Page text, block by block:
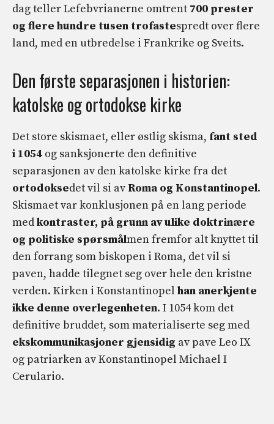
dag teller Lefebvrianerne omtrent 700 prester
og flere hundre tusen trofastespredt over flere
land, med en utbredelse i Frankrike og Sveits.
Den første separasjonen i historien:
katolske og ortodokse kirke
Det store skismaet, eller østlig skisma, fant sted
i 1054 og sanksjonerte den definitive
separasjonen av den katolske kirke fra det
ortodoksedet vil si av Roma og Konstantinopel.
Skismaet var konklusjonen på en lang periode
medkontraster, på grunn av ulike doktrinære
og politiske spørsmålmen fremfor alt knyttet til
den forrang som biskopen i Roma, det vil si
paven, hadde tilegnet seg over hele den kristne
verden. Kirken i Konstantinopel han anerkjente
ikke denne overlegenheten. I 1054 kom det
definitive bruddet, som materialiserte seg med
ekskommunikasjoner gjensidig av pave Leo IX
og patriarken av Konstantinopel Michael I
Cerulario.